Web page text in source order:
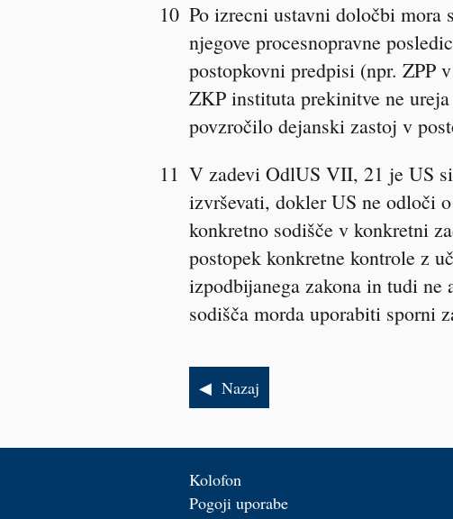
10 Po izrecni ustavni določbi mora
njegove procesnopravne
postopkovni predpisi (npr. ZPP
ZKP instituta prekinitve ne ureja
povzročilo dejanski zastoj v
11 V zadevi OdlUS VII, 21 je US
izvrševati, dokler US ne odloči
konkretno sodišče v konkretni
postopek konkretne kontrole z
izpodbijanega zakona in tudi
sodišča morda uporabiti sporni
Nazaj
Kolofon
Pogoji uporabe